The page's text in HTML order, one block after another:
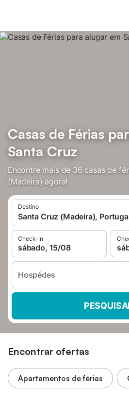
Casas de Férias
Santa Cruz
Encontre mais de 36 casas de
(Madeira) agora!
Destino
Santa Cruz (Madeira),
Check-in
sábado, 15/08
Hospédes
Encontrar ofertas
Apartamentos de férias